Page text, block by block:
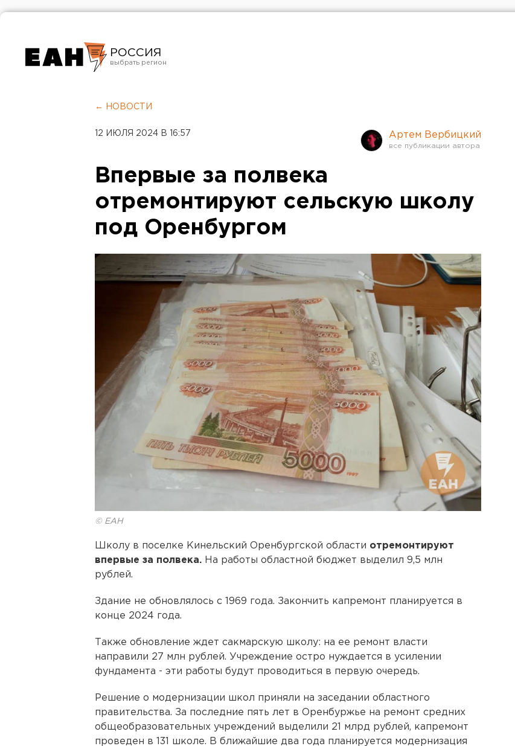
РОССИЯ
Челябинск
← НОВОСТИ
12 ИЮЛЯ 2024 В 16:57 Артем Вербицкий
Впервые за полвека
отремонтируют сельскую школу
под Оренбургом
© ЕАН
Школу в поселке Кинельский Оренбургской области отремонтируют
впервые за полвека. На работы областной бюджет выделил 9,5 млн
рублей.
Здание не обновлялось с 1969 года. Закончить капремонт планируется в
конце 2024 года.
Также обновление ждет сакмарскую школу: на ее ремонт власти
направили 27 млн рублей. Учреждение остро нуждается в усилении
фундамента - эти работы будут проводиться в первую очередь.
Решение о модернизации школ приняли на заседании областного
правительства. За последние пять лет в Оренбуржье на ремонт средних
общеобразовательных учреждений выделили 21 млрд рублей, капремонт
проведен в 131 школе. В ближайшие два года планируется модернизация